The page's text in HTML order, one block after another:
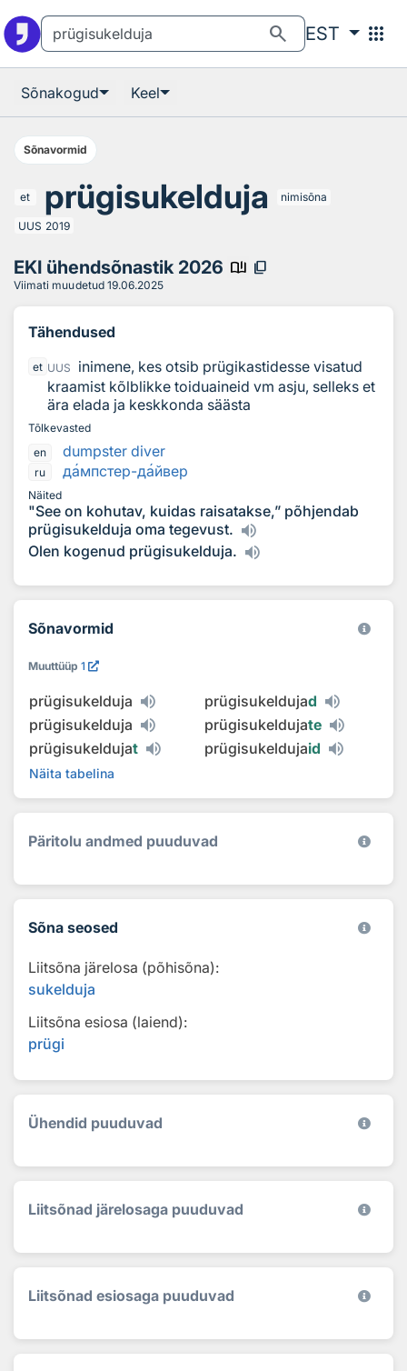
search EST apps
Sõnakogud Keel
Sõnavormid
et prügisukelduja nimisõna
UUS 2019
EKI ühendsõnastik 2026 book_ribbon content_copy
Viimati muudetud 19.06.2025
Tähendused
et UUS
inimene, kes otsib prügikastidesse visatud
kraamist kõlblikke toiduaineid vm asju, selleks et
ära elada ja keskkonda säästa
Tõlkevasted
en
dumpster diver
ru дампстер-дайвер
Näited
"See on kohutav, kuidas raisatakse,” põhjendab
prügisukelduja oma tegevust.
Olen kogenud prügisukelduja.
Sõnavormid
Muuttüüp 1
prügisukelduja prügisukeldujad
prügisukelduja
prügisukeldujate
prügisukeldujat prügisukeldujaid
Näita tabelina
Päritolu andmed puuduvad
Sõna seosed
Liitsõna järelosa (põhisõna):
sukelduja
Liitsõna esiosa (laiend):
prügi
Ühendid puuduvad
Liitsõnad järelosaga puuduvad
Liitsõnad esiosaga puuduvad